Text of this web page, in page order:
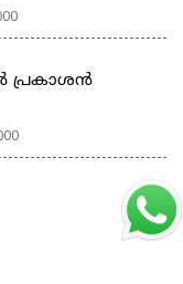
പ്രകാശൻ